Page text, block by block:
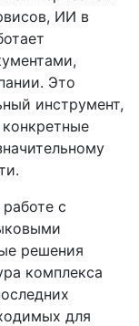
ИИ в
Это
инструмент,
с
решения
комплекса
для